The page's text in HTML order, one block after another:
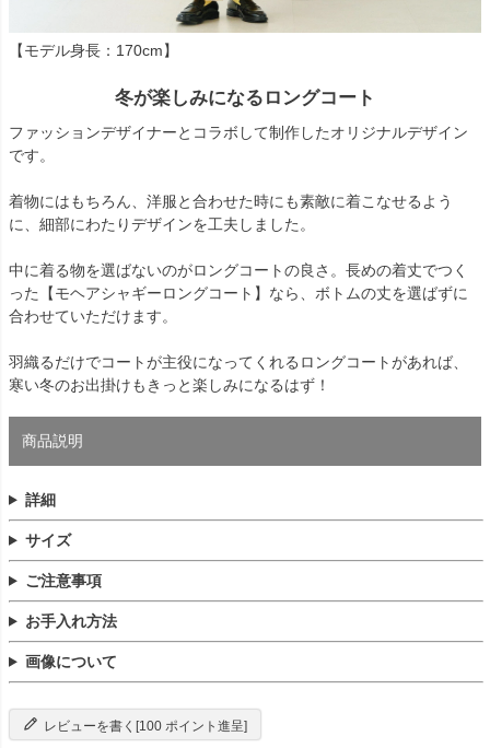
【モデル身長：170cm】
冬が楽しみになるロングコート
ファッションデザイナーとコラボして制作したオリジナルデザイン
です。
着物にはもちろん、洋服と合わせた時にも素敵に着こなせるよう
に、細部にわたりデザインを工夫しました。
中に着る物を選ばないのがロングコートの良さ。長めの着丈でつく
った【モヘアシャギーロングコート】なら、ボトムの丈を選ばずに
合わせていただけます。
羽織るだけでコートが主役になってくれるロングコートがあれば、
寒い冬のお出掛けもきっと楽しみになるはず！
商品説明
詳細
サイズ
ご注意事項
お手入れ方法
画像について
レビューを書く[100 ポイント進呈]